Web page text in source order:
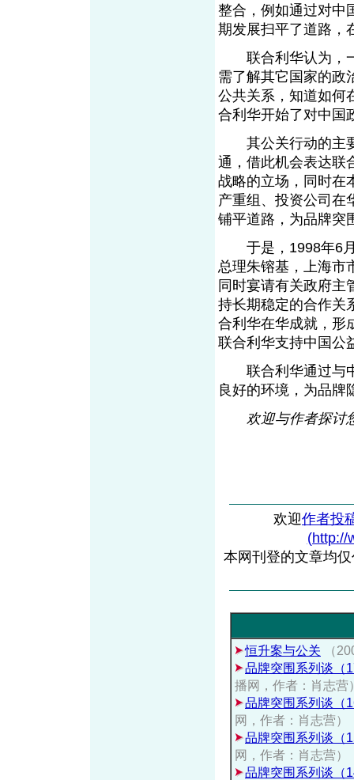
整合，例如通过对中
期发展扫平了道路，
联合利华认为，一
需了解其它国家的政
公共关系，知道如何
合利华开始了对中国
其公关行动的主要
通，借此机会表达联
战略的立场，同时在
产重组、投资公司在
铺平道路，为品牌突
于是，1998年6月
总理朱镕基，上海市
同时宴请有关政府主
持长期稳定的合作关
合利华在华成就，形
联合利华支持中国公
联合利华通过与中
良好的环境，为品牌
欢迎与作者探讨
欢迎作者投
(http://
本网刊登的文章均
恒升案与公关
（
品牌突围系列谈（
播网，作者：肖志营
品牌突围系列谈（
网，作者：肖志营）
品牌突围系列谈（
网，作者：肖志营）
品牌突围系列谈（